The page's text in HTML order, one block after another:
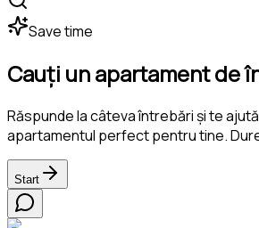
Save time
Cauți un apartament de
Răspunde la câteva întrebări și te
apartamentul perfect pentru tine.
Start